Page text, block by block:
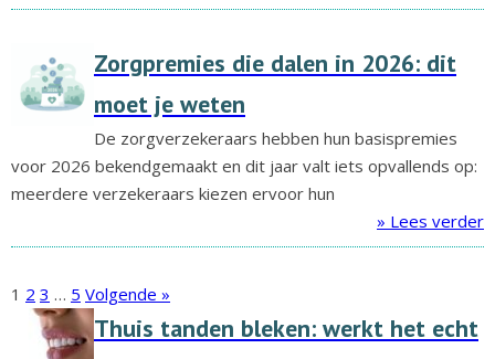
Zorgpremies die dalen in 2026: dit
moet je weten
De zorgverzekeraars hebben hun basispremies
voor 2026 bekendgemaakt en dit jaar valt iets opvallends op:
meerdere verzekeraars kiezen ervoor hun
» Lees verder
1 2 3 … 5 Volgende »
Thuis tanden bleken: werkt het echt